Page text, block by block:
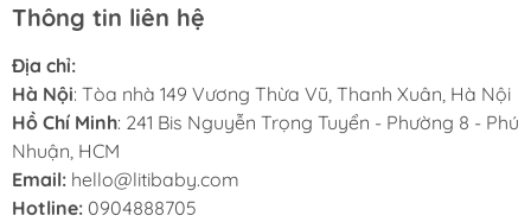
Thông tin liên hệ
Địa chỉ:
Hà Nội: Tòa nhà 149 Vương Thừa Vũ, Thanh Xuân, Hà Nội
Hồ Chí Minh: 241 Bis Nguyễn Trọng Tuyển - Phường 8 - Phú
Nhuận, HCM
Email: hello@litibaby.com
Hotline: 0904888705